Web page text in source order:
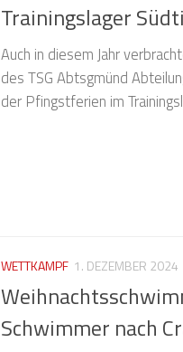
Trainingslager
Auch in diesem Jahr
des TSG Abtsgmünd
der Pfingstferien im
WETTKAMPF 1. DEZEMBER 2024
Schwimmer nach